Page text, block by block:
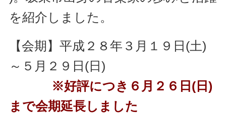
を紹介しました。
【会期】平成２８年３月１９日(土)
～５月２９日(日)
※好評につき６月２６日(日)
まで会期延長しました